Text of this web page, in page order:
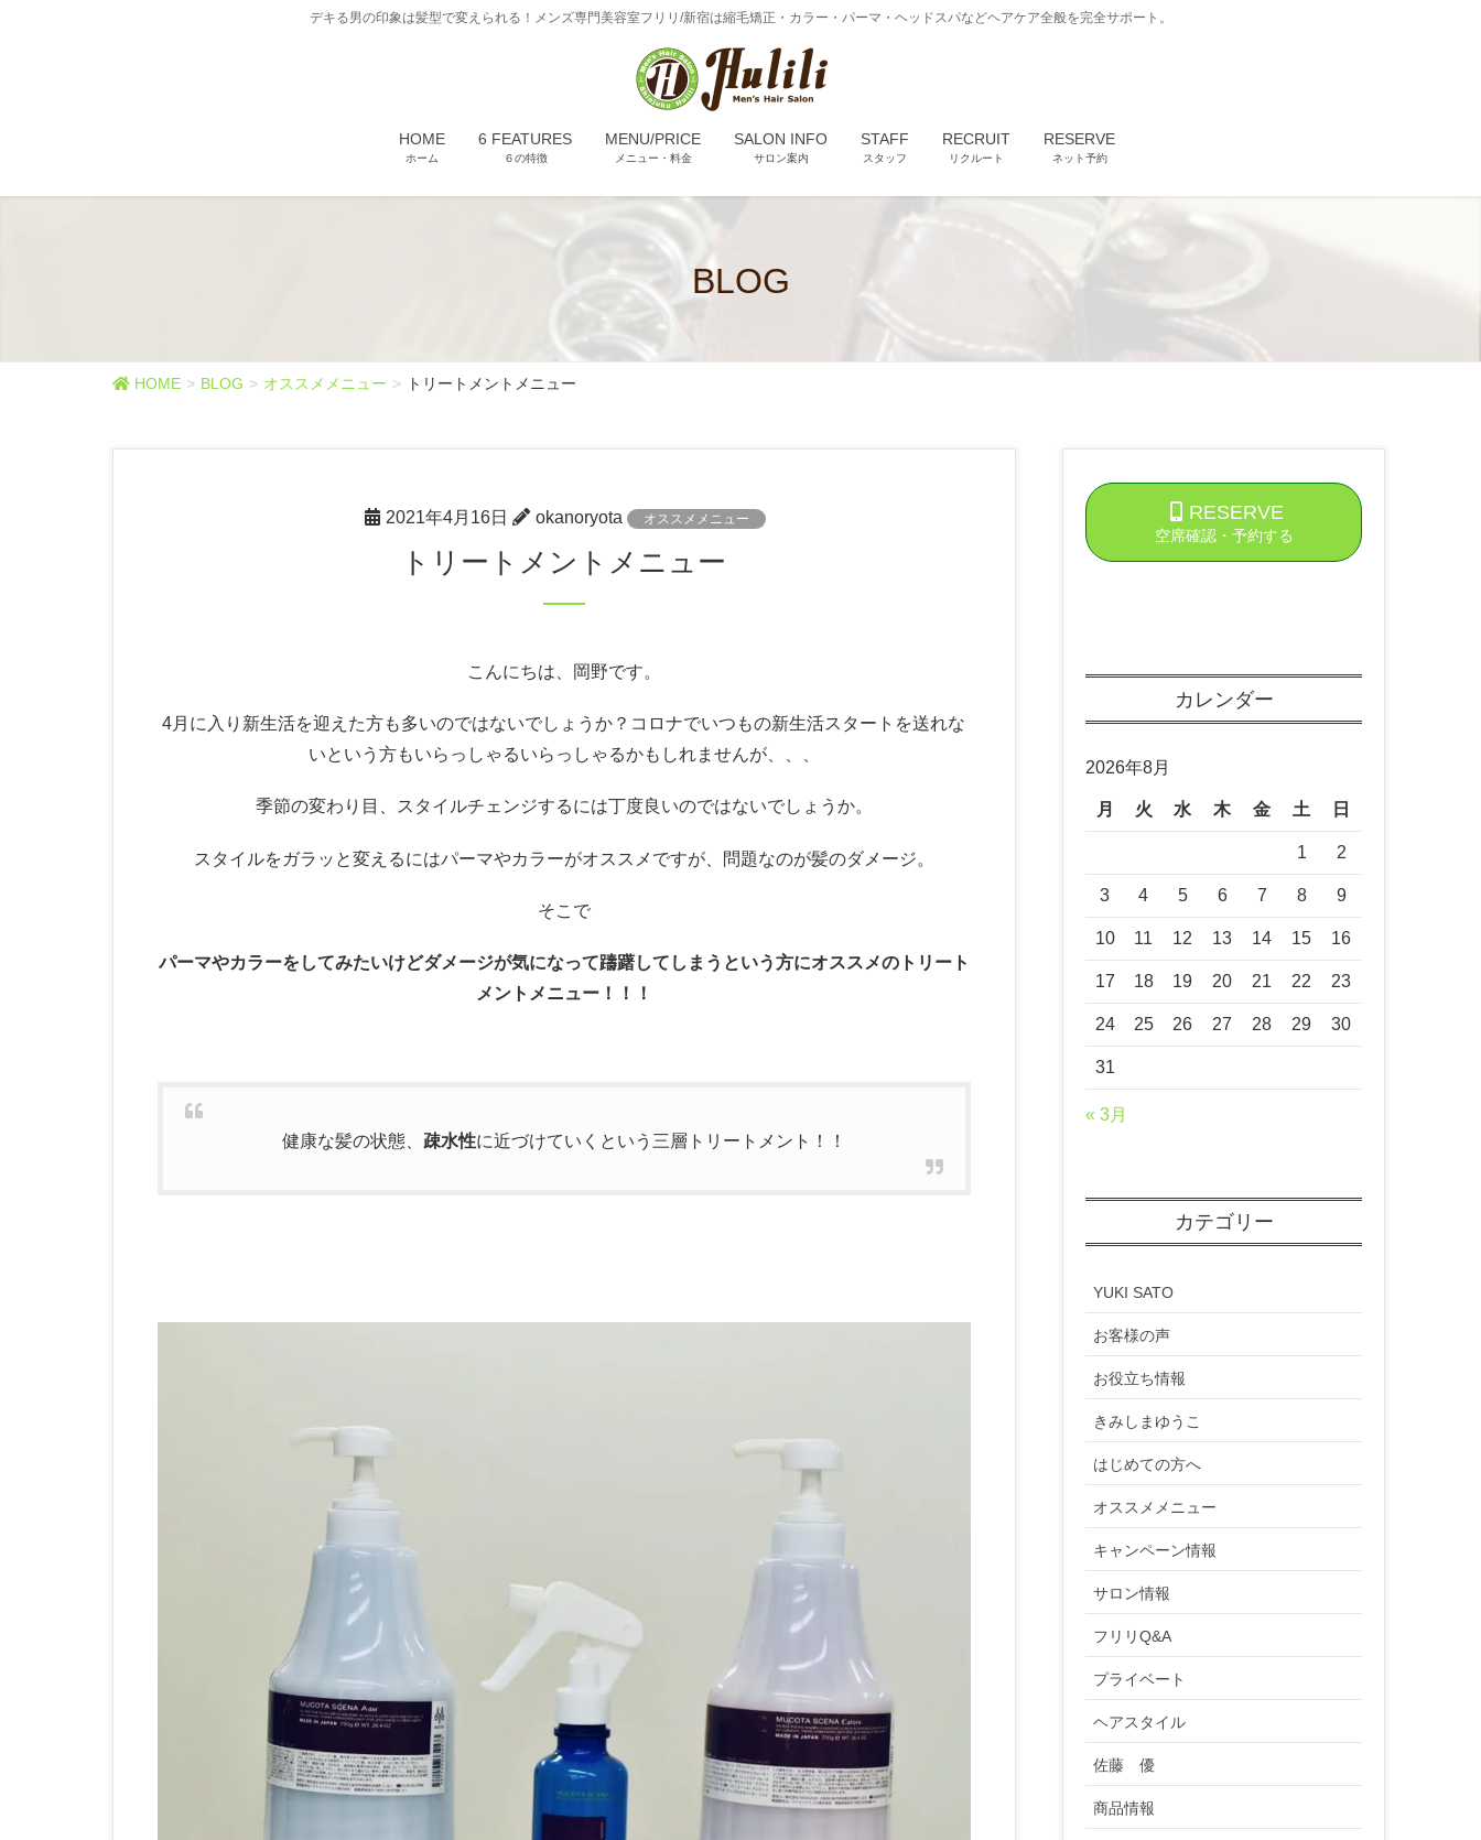
デキる男の印象は髪型で変えられる！メンズ専門美容室フリリ/新宿は縮毛矯正・カラー・パーマ・ヘッドスパなどヘアケア全般を完全サポート。
HOME
ホーム
6 FEATURES
６の特徴
MENU/PRICE
メニュー・料金
SALON INFO
サロン案内
STAFF
スタッフ
RECRUIT
リクルート
RESERVE
ネット予約
BLOG
HOME BLOG オススメメニュー トリートメントメニュー
2021年4月16日 okanoryota オススメメニュー
トリートメントメニュー
こんにちは、岡野です。
4月に入り新生活を迎えた方も多いのではないでしょうか？コロナでいつもの新生活スタートを送れな
いという方もいらっしゃるいらっしゃるかもしれませんが、、、
季節の変わり目、スタイルチェンジするには丁度良いのではないでしょうか。
スタイルをガラッと変えるにはパーマやカラーがオススメですが、問題なのが髪のダメージ。
そこで
パーマやカラーをしてみたいけどダメージが気になって躊躇してしまうという方にオススメのトリート
メントメニュー！！！
健康な髪の状態、 疎水性に近づけていくという三層トリートメント！！
RESERVE
空席確認・予約する
カレンダー
2026年8月
月 火 水 木 金 土 日
1 2
3 4 5 6 7 8 9
10 11 12 13 14 15 16
17 18 19 20 21 22 23
24 25 26 27 28 29 30
31
« 3月
カテゴリー
YUKI SATO
お客様の声
お役立ち情報
きみしまゆうこ
はじめての方へ
オススメメニュー
キャンペーン情報
サロン情報
フリリQ&A
プライベート
ヘアスタイル
佐藤 優
商品情報